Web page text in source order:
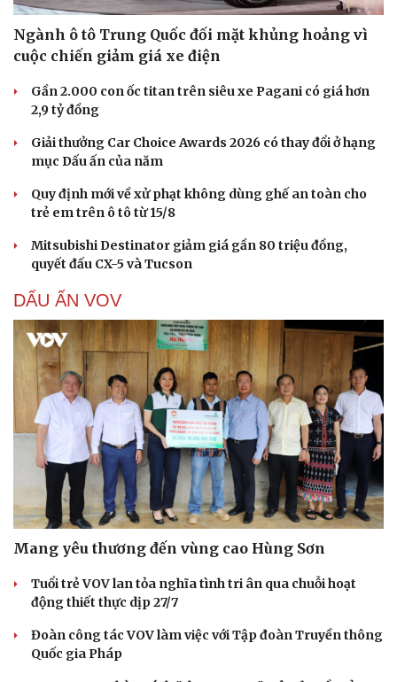
Ngành ô tô Trung Quốc đối mặt khủng hoảng vì
cuộc chiến giảm giá xe điện
Gần 2.000 con ốc titan trên siêu xe Pagani có giá hơn
2,9 tỷ đồng
Giải thưởng Car Choice Awards 2026 có thay đổi ở hạng
mục Dấu ấn của năm
Quy định mới về xử phạt không dùng ghế an toàn cho
trẻ em trên ô tô từ 15/8
Mitsubishi Destinator giảm giá gần 80 triệu đồng,
quyết đấu CX-5 và Tucson
DẤU ẤN VOV
Mang yêu thương đến vùng cao Hùng Sơn
Tuổi trẻ VOV lan tỏa nghĩa tình tri ân qua chuỗi hoạt
động thiết thực dịp 27/7
Đoàn công tác VOV làm việc với Tập đoàn Truyền thông
Quốc gia Pháp